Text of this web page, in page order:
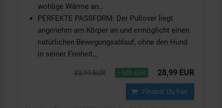
wohlige Wärme an…
PERFEKTE PASSFORM: Der Pullover liegt
angenehm am Körper an und ermöglicht einen
natürlichen Bewegungsablauf, ohne den Hund
in seiner Freiheit…
33,99 EUR −5,00 EUR 28,99 EUR
Findest Du hier